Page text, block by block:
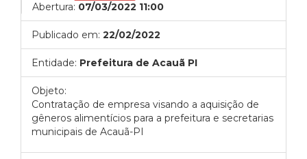
Abertura: 07/03/2022 11:00
Publicado em: 22/02/2022
Entidade: Prefeitura de Acauã PI
Objeto:
Contratação de empresa visando a aquisição de
gêneros alimentícios para a prefeitura e secretarias
municipais de Acauã-PI